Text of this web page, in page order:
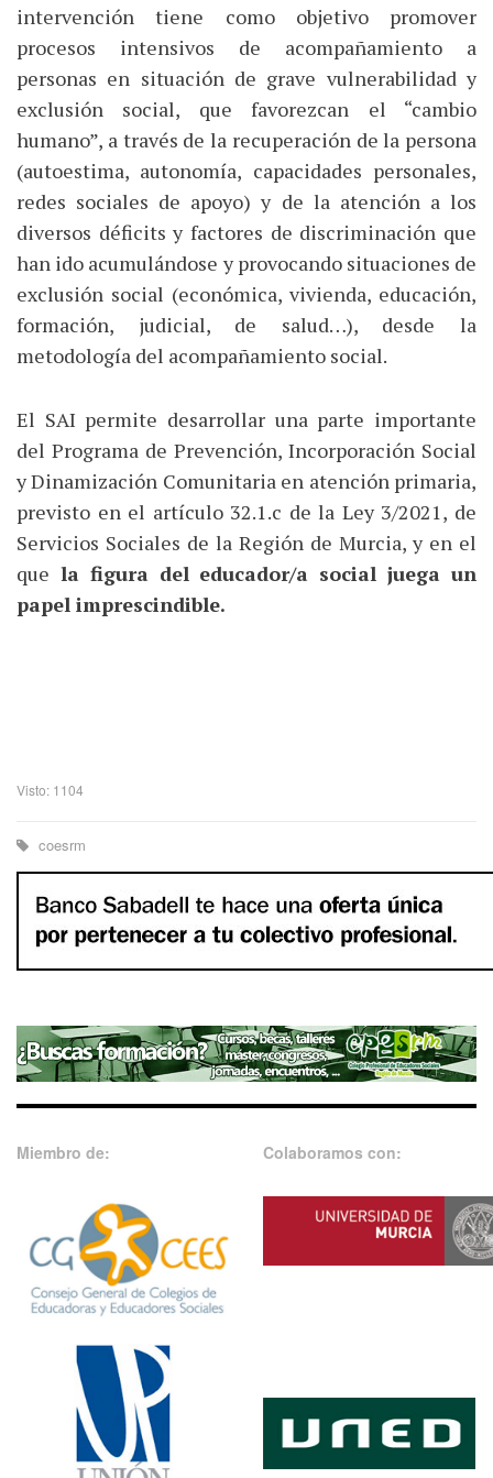
intervención tiene como objetivo promover
procesos intensivos de acompañamiento a
personas en situación de grave vulnerabilidad y
exclusión social, que favorezcan el “cambio
humano”, a través de la recuperación de la persona
(autoestima, autonomía, capacidades personales,
redes sociales de apoyo) y de la atención a los
diversos déficits y factores de discriminación que
han ido acumulándose y provocando situaciones de
exclusión social (económica, vivienda, educación,
formación, judicial, de salud…), desde la
metodología del acompañamiento social.
El SAI permite desarrollar una parte importante
del Programa de Prevención, Incorporación Social
y Dinamización Comunitaria en atención primaria,
previsto en el artículo 32.1.c de la Ley 3/2021, de
Servicios Sociales de la Región de Murcia, y en el
que la figura del educador/a social juega un
papel imprescindible.
Visto: 1104
coesrm
Miembro de: Colaboramos con: